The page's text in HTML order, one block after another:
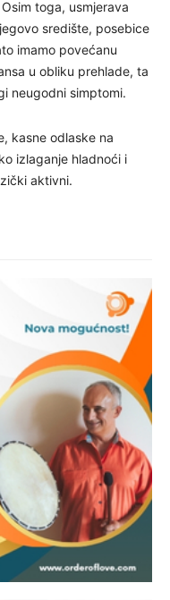
toga, usmjerava
središte, posebice
imamo povećanu
u obliku prehlade, ta
neugodni simptomi.
kasne odlaske na
izlaganje hladnoći i
aktivni.